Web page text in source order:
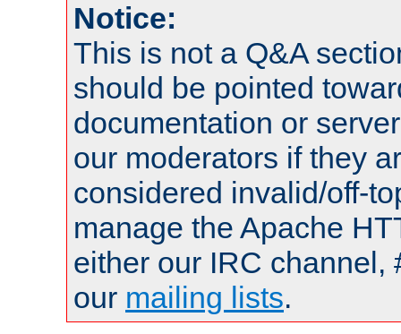
Notice:
This is not a Q&A
should be pointed
documentation or
our moderators if they
considered invalid/off-
manage the Apache
either our IRC channel,
our mailing lists.